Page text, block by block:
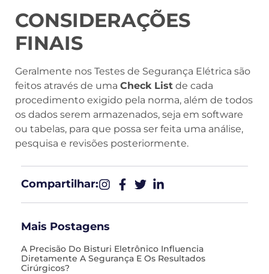
CONSIDERAÇÕES
FINAIS
Geralmente nos Testes de Segurança Elétrica são
feitos através de uma Check List de cada
procedimento exigido pela norma, além de todos
os dados serem armazenados, seja em software
ou tabelas, para que possa ser feita uma análise,
pesquisa e revisões posteriormente.
Compartilhar:​
Mais Postagens
A Precisão Do Bisturi Eletrônico Influencia
Diretamente A Segurança E Os Resultados
Cirúrgicos?